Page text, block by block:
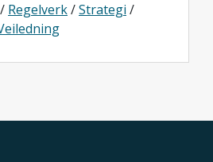
/ Regelverk/Strategi /